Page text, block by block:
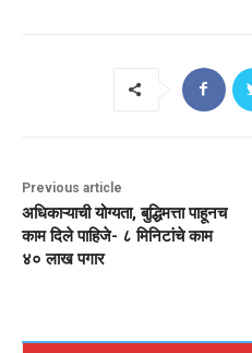
Previous article
अधिकाऱ्याची योग्यता, बुद्धिमत्ता पाहूनच
काम दिले पाहिजे- ८ मिनिटांचे काम
४० लाख पगार